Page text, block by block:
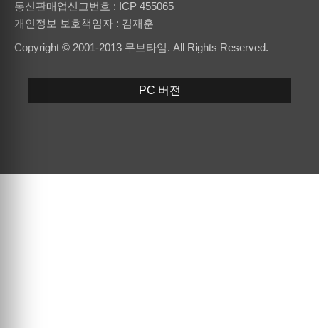
통신판매업신고번호 : ICP 455065
개인정보 보호책임자 : 김재훈
Copyright © 2001-2013 무브타임. All Rights Reserved.
PC 버전